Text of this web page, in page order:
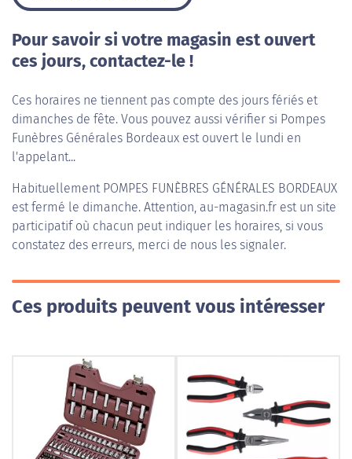
Pour savoir si votre magasin est ouvert
ces jours, contactez-le !
Ces horaires ne tiennent pas compte des jours fériés et
dimanches de fête. Vous pouvez aussi vérifier si Pompes
Funèbres Générales Bordeaux est ouvert le lundi en
l'appelant...
Habituellement POMPES FUNÈBRES GÉNÉRALES BORDEAUX
est fermé le dimanche. Attention, au-magasin.fr est un site
participatif où chacun peut indiquer les horaires, si vous
constatez des erreurs, merci de nous les signaler.
Ces produits peuvent vous intéresser